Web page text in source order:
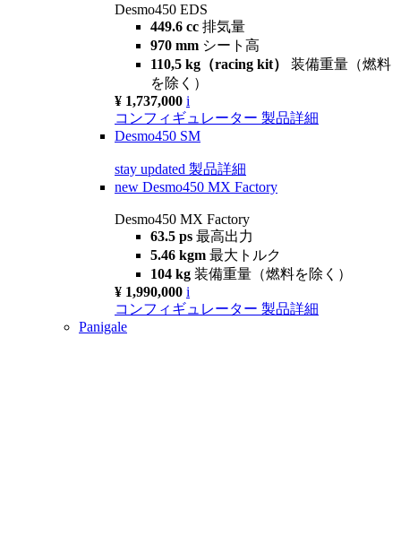
Desmo450 EDS
449.6 cc 排気量
970 mm シート高
110,5 kg（racing kit） 装備重量（燃料
を除く）
¥ 1,737,000 i
コンフィギュレーター 製品詳細
Desmo450 SM
stay updated 製品詳細
new Desmo450 MX Factory
Desmo450 MX Factory
63.5 ps 最高出力
5.46 kgm 最大トルク
104 kg 装備重量（燃料を除く）
¥ 1,990,000 i
コンフィギュレーター 製品詳細
Panigale